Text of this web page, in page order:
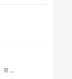
R ...